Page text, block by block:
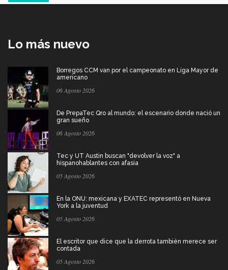
Lo más nuevo
Borregos CCM van por el campeonato en Liga Mayor de
americano
06 Agosto 2026
De PrepaTec Qro al mundo: el escenario donde nació un
gran sueño
06 Agosto 2026
Tec y UT Austin buscan "devolver la voz" a
hispanohablantes con afasia
05 Agosto 2026
En la ONU: mexicana y EXATEC representó en Nueva
York a la juventud
05 Agosto 2026
El escritor que dice que la derrota también merece ser
contada
05 Agosto 2026